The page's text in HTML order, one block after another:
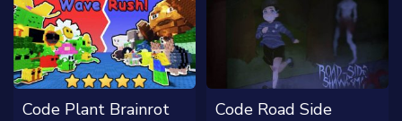
Code Plant Brainrot
Code Road Side